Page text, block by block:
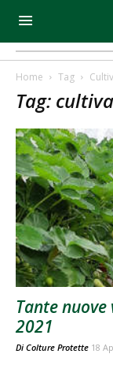
Home Tag
Tag:
Tante
2021
Di Colture Protette 18